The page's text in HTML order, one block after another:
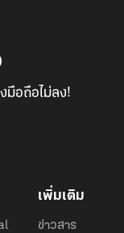
มือถือไม่ลง!
เพิ่มเติม
ข่าวสาร